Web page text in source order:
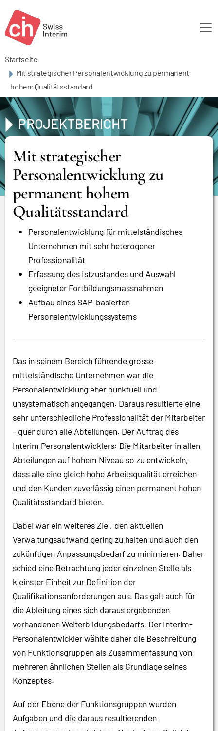
Startseite
Mit strategischer Personalentwicklung zu permanent
hohem Qualitätsstandard
PROJEKTBERICHT
Mit strategischer
Personalentwicklung zu
permanent hohem
Qualitätsstandard
Personalentwicklung für mittelständisches
Unternehmen mit sehr heterogener
Professionalität
Erfassung des Istzustandes und Auswahl
geeigneter Fortbildungsmassnahmen
Aufbau eines SAP-basierten
Personalentwicklungssystems
Das in seinem Bereich führende grosse
mittelständische Unternehmen war die
Personalentwicklung eher punktuell und
unsystematisch angegangen. Daraus resultierte eine
sehr unterschiedliche Professionalität der Mitarbeiter
- quer durch alle Abteilungen. Der Auftrag des
Interim Personalentwicklers: Die Mitarbeiter in allen
Abteilungen auf hohem Niveau so zu entwickeln,
dass alle eine gleich hohe Arbeitsqualität erreichen
und den Kunden zuverlässig einen permanent hohen
Qualitätsstandard bieten.
Dabei war ein weiteres Ziel, den aktuellen
Verwaltungsaufwand gering zu halten und auch den
zukünftigen Anpassungsbedarf zu minimieren. Daher
schied eine Betrachtung jeder einzelnen Stelle als
kleinster Einheit zur Definition der
Qualifikationsanforderungen aus. Das galt auch für
die Ableitung eines sich daraus ergebenden
vorhandenen Weiterbildungsbedarfs. Der Interim-
Personalentwickler wählte daher die Beschreibung
von Funktionsgruppen als Zusammenfassung von
mehreren ähnlichen Stellen als Grundlage seines
Konzeptes.
Auf der Ebene der Funktionsgruppen wurden
Aufgaben und die daraus resultierenden